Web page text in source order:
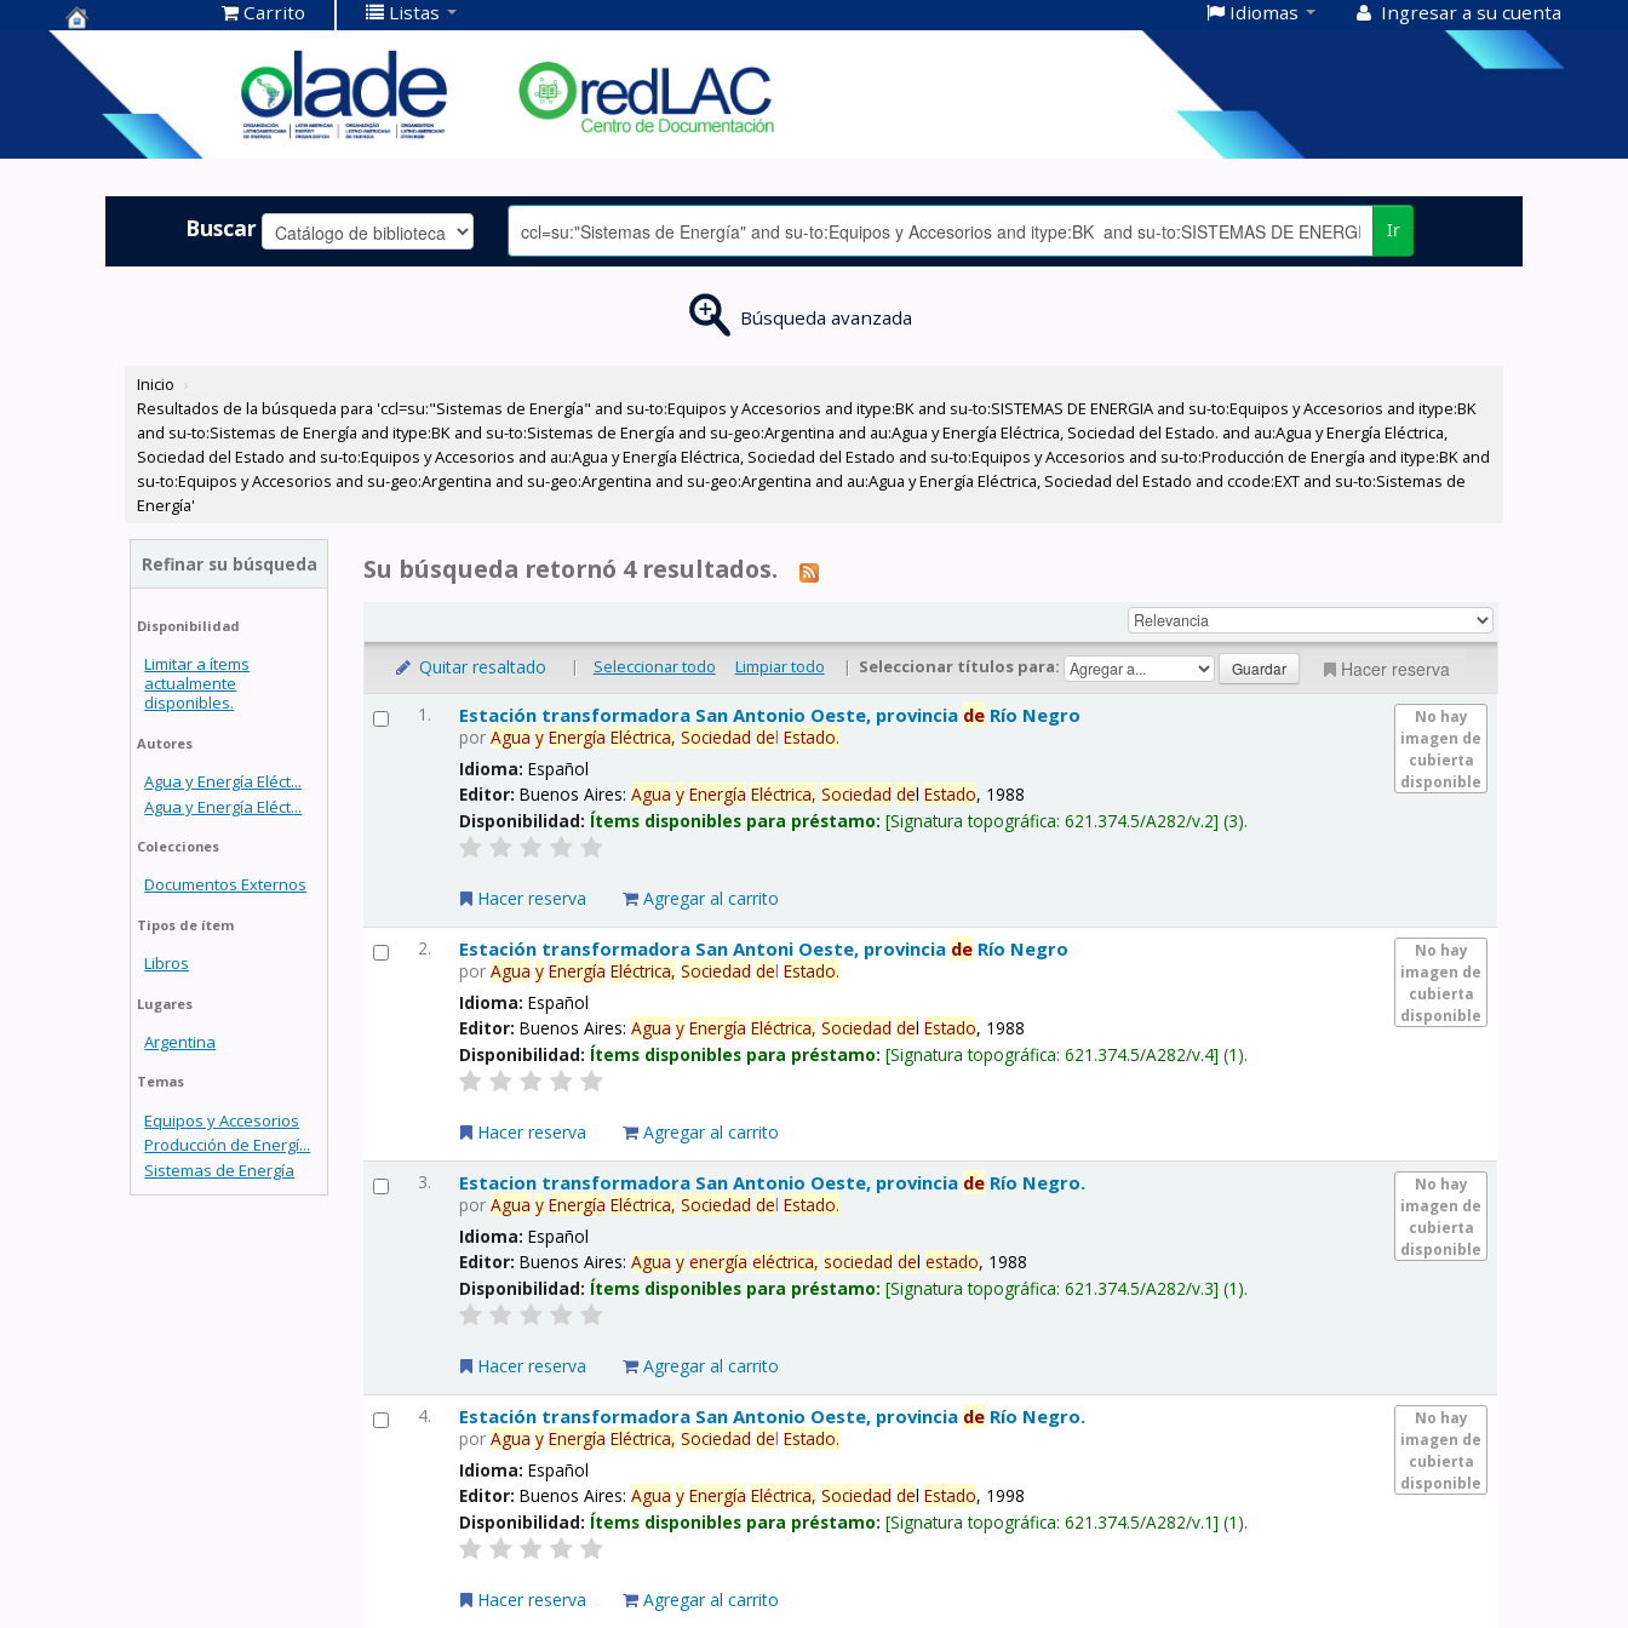
Centro de
Documentación
OLADE -
Carrito Listas Idiomas Ingresar a su cuenta
Buscar Ir
Búsqueda avanzada
Inicio ›
Resultados de la búsqueda para 'ccl=su:"Sistemas de Energía" and su-to:Equipos y Accesorios and itype:BK and su-to:SISTEMAS DE ENERGIA and su-to:Equipos y Accesorios and itype:BK
and su-to:Sistemas de Energía and itype:BK and su-to:Sistemas de Energía and su-geo:Argentina and au:Agua y Energía Eléctrica, Sociedad del Estado. and au:Agua y Energía Eléctrica,
Sociedad del Estado and su-to:Equipos y Accesorios and au:Agua y Energía Eléctrica, Sociedad del Estado and su-to:Equipos y Accesorios and su-to:Producción de Energía and itype:BK and
su-to:Equipos y Accesorios and su-geo:Argentina and su-geo:Argentina and su-geo:Argentina and au:Agua y Energía Eléctrica, Sociedad del Estado and ccode:EXT and su-to:Sistemas de
Energía'
Refinar su búsqueda
Disponibilidad
Limitar a ítems
actualmente
disponibles.
Autores
Agua y Energía Eléct...
Agua y Energía Eléct...
Colecciones
Documentos Externos
Tipos de ítem
Libros
Lugares
Argentina
Temas
Equipos y Accesorios
Producción de Energí...
Sistemas de Energía
Su búsqueda retornó 4 resultados.
Quitar resaltado | Seleccionar todo Limpiar todo | Seleccionar títulos para: Hacer reserva
1.
No hay
imagen de
cubierta
disponible
Estación transformadora San Antonio Oeste, provincia de Río Negro
porAgua y Energía Eléctrica, Sociedad delEstado.
Idioma:Español
Editor:Buenos Aires:Agua y Energía Eléctrica, Sociedad delEstado, 1988
Disponibilidad: Ítems disponibles para préstamo: Signatura topográfica:621.374.5/A282/v.2 (3).
Hacer reserva Agregar al carrito
2.
No hay
imagen de
cubierta
disponible
Estación transformadora San Antoni Oeste, provincia de Río Negro
porAgua y Energía Eléctrica, Sociedad delEstado.
Idioma:Español
Editor:Buenos Aires:Agua y Energía Eléctrica, Sociedad delEstado, 1988
Disponibilidad: Ítems disponibles para préstamo: Signatura topográfica:621.374.5/A282/v.4 (1).
Hacer reserva Agregar al carrito
3.
No hay
imagen de
cubierta
disponible
Estacion transformadora San Antonio Oeste, provincia de Río Negro.
porAgua y Energía Eléctrica, Sociedad delEstado.
Idioma:Español
Editor:Buenos Aires:Agua y energía eléctrica, sociedad delestado, 1988
Disponibilidad: Ítems disponibles para préstamo: Signatura topográfica:621.374.5/A282/v.3 (1).
Hacer reserva Agregar al carrito
4.
No hay
imagen de
cubierta
disponible
Estación transformadora San Antonio Oeste, provincia de Río Negro.
porAgua y Energía Eléctrica, Sociedad delEstado.
Idioma:Español
Editor:Buenos Aires:Agua y Energía Eléctrica, Sociedad delEstado, 1998
Disponibilidad: Ítems disponibles para préstamo: Signatura topográfica:621.374.5/A282/v.1 (1).
Hacer reserva Agregar al carrito